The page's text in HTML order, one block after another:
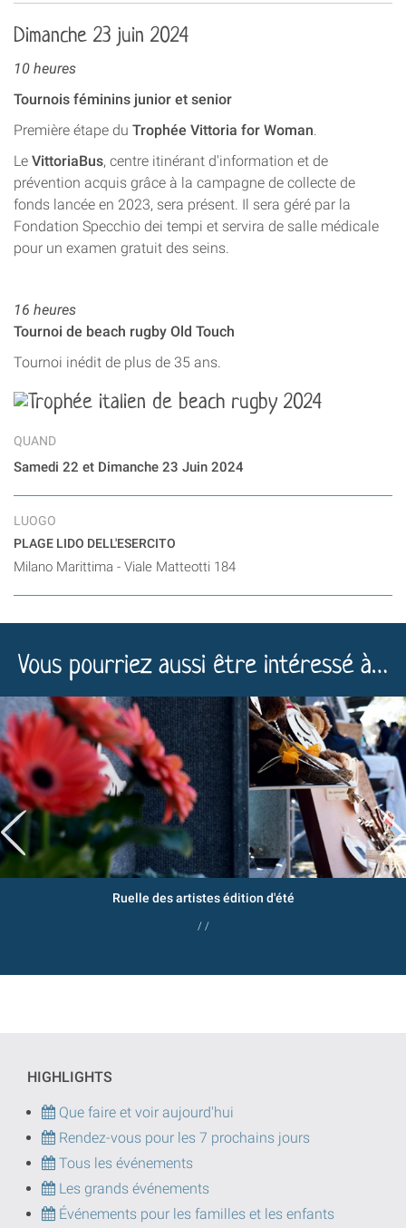
Dimanche 23 juin 2024
10 heures
Tournois féminins junior et senior
Première étape du Trophée Vittoria for Woman
Le VittoriaBus, centre itinérant d'information et de
prévention acquis grâce à la campagne de collecte de
fonds lancée en 2023, sera présent. Il sera géré par la
Fondation Specchio dei tempi et servira de salle médicale
pour un examen gratuit des seins.
16 heures
Tournoi de beach rugby Old Touch
Tournoi inédit de plus de 35 ans.
QUAND
Samedi 22 et Dimanche 23 Juin 2024
LUOGO
PLAGE LIDO DELL'ESERCITO
Milano Marittima - Viale Matteotti 184
Vous pourriez aussi être intéressé à…
Ruelle des artistes édition d'été
/ /
HIGHLIGHTS
Que faire et voir aujourd'hui
Rendez-vous pour les 7 prochains jours
Tous les événements
Les grands événements
Événements pour les familles et les enfants